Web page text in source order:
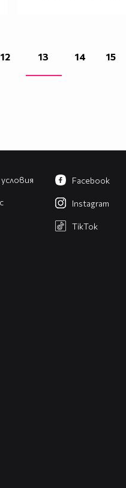
12 13 14 15
Facebook
Instagram
TikTok